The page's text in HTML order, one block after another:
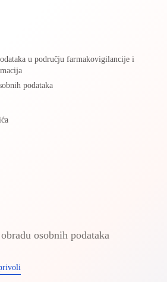
u području farmakovigilancije i
podataka
osobnih podataka